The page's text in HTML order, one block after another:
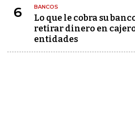
6 BANCOS
Lo que le cobra su
retirar dinero en
entidades